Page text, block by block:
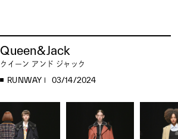
Queen&Jack
クイーン アンド ジャック
RUNWAY 03/14/2024